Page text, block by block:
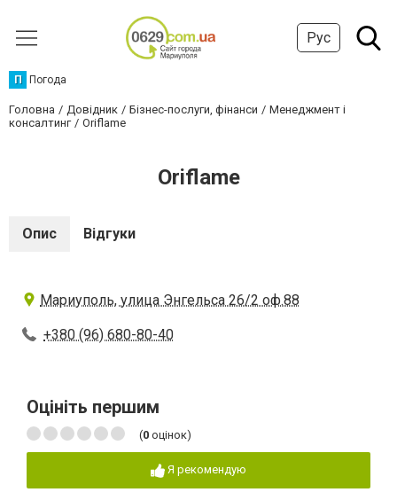
Рус
П Погода
Головна Довідник Бізнес-послуги, фінанси
Менеджмент і
консалтинг
Oriflame
Oriflame
Опис Відгуки
Мариуполь, улица Энгельса 26/2 оф.88
+380 (96) 680-80-40
Оцініть першим
(0 оцінок)
Я рекомендую